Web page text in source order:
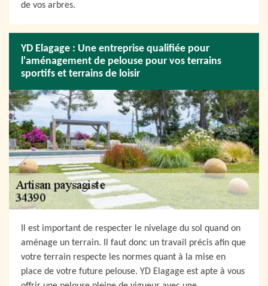
de vos arbres.
YD Elagage : Une entreprise qualifiée pour
l'aménagement de pelouse pour vos terrains
sportifs et terrains de loisir
Il est important de respecter le nivelage du sol quand on
aménage un terrain. Il faut donc un travail précis afin que
votre terrain respecte les normes quant à la mise en
place de votre future pelouse. YD Elagage est apte à vous